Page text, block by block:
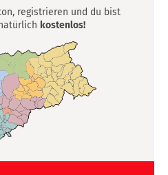
registrieren und du bist
kostenlos!